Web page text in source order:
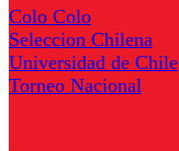
Colo Colo
Seleccion Chilena
Universidad de Chile
Torneo Nacional